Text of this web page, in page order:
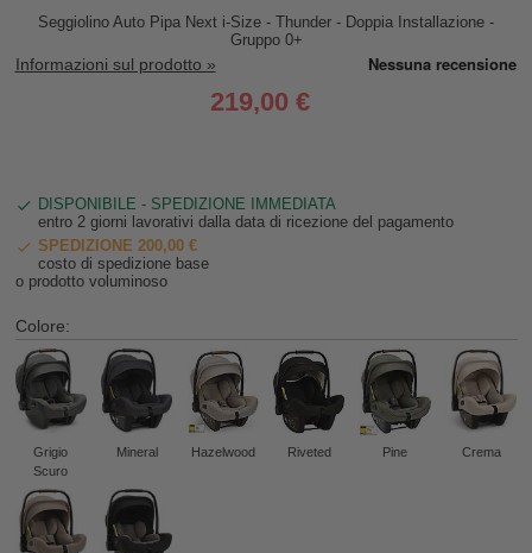
Seggiolino Auto Pipa Next i-Size - Thunder - Doppia Installazione -
Gruppo 0+
Informazioni sul prodotto »
219,00 €
DISPONIBILE - SPEDIZIONE IMMEDIATA
entro 2 giorni lavorativi dalla data di ricezione del pagamento
SPEDIZIONE 200,00 €
costo di spedizione base
o prodotto voluminoso
Colore:
Grigio
Scuro
Mineral Hazelwood Riveted Pine Crema